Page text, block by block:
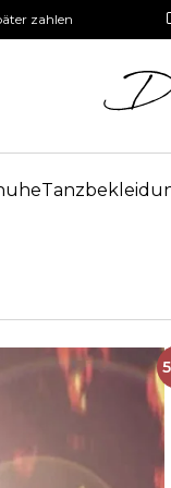
zahlen